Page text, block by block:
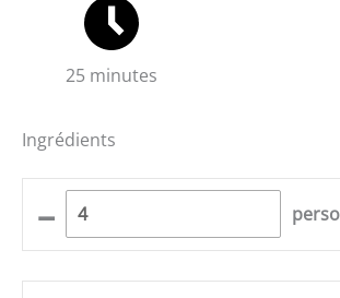
25 minutes
Ingrédients
–